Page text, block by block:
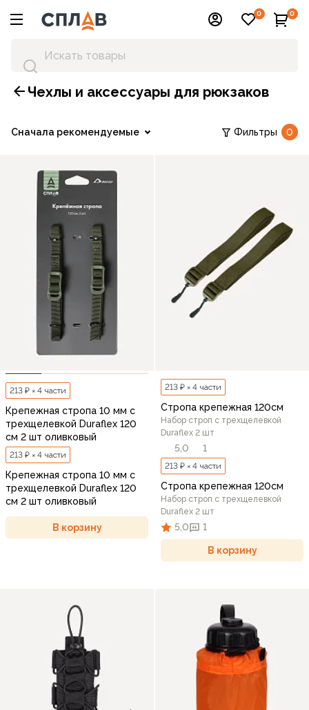
0 0
Чехлы и аксессуары для рюкзаков
Сначала рекомендуемые Фильтры 0
213 ₽ × 4 части
Крепежная стропа 10 мм с
трехщелевкой Duraflex 120
см 2 шт оливковый
213 ₽ × 4 части
Крепежная стропа 10 мм с
трехщелевкой Duraflex 120
см 2 шт оливковый
В корзину
213 ₽ × 4 части
Стропа крепежная 120см
Набор строп с трехщелевкой
Duraflex 2 шт
5,0 1
213 ₽ × 4 части
Стропа крепежная 120см
Набор строп с трехщелевкой
Duraflex 2 шт
5,0 1
В корзину